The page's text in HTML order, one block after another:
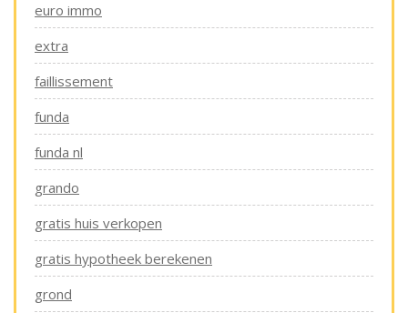
euro immo
extra
faillissement
funda
funda nl
grando
gratis huis verkopen
gratis hypotheek berekenen
grond